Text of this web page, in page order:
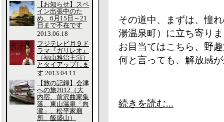
その道中、まずは、憧
湯温泉町）に立ち寄り
お目当てはこちら、野
何と言っても、解放感
続きを読む...
【お知らせ】スペ
イン出張中のた
め、6月15日～21
日まで不在です
2013.06.18
フジテレビ月９ド
ラマ『ガリレオ』
（福山雅治主演）
とタイアップしま
す 2013.04.11
【旅の記録】会津
への旅2012（大
内宿、前沢曲家集
落、東山温泉「向
瀧」、松平家廟
所、飯盛山）